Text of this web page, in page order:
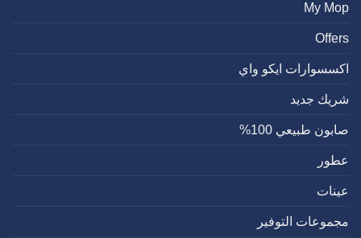
My Mop
Offers
اكسسوارات ايكو واي
شريك جديد
صابون طبيعي 100%
عطور
عينات
مجموعات التوفير